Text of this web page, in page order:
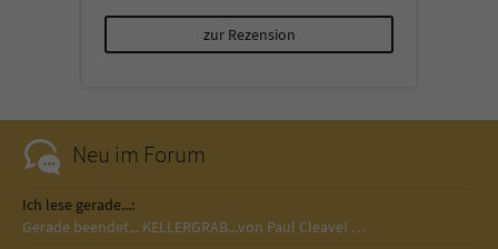
zur Rezension
Neu im Forum
Ich lese gerade...:
Gerade beendet... KELLERGRAB...von Paul Cleave! …